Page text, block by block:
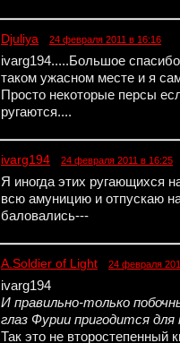
Djuliya 24 февраля 2011 в 16:16
ivarg194.....Большое
таком ужасном месте и я
Просто некоторые персы
ругаются....
ivarg194 24 февраля 2011 в 16:25
Я иногда этих ругающихся
всю амуницию и отпускаю
баловались---
A.Soldier of Light 24 февраля
ivarg194
И правильно-только
глаз Фурии пригодится для
Так это не второстепенный